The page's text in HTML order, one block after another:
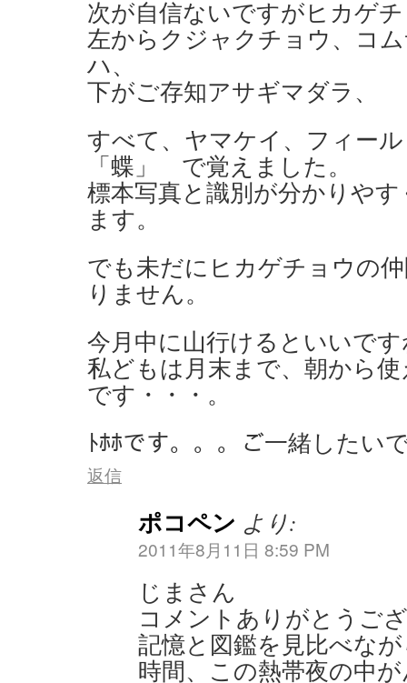
次が自信ないですがヒカゲ
左からクジャクチョウ、コ
ハ、
下がご存知アサギマダラ、
すべて、ヤマケイ、フィー
「蝶」 で覚えました。
標本写真と識別が分かりや
ます。
でも未だにヒカゲチョウの
りません。
今月中に山行けるといいで
私どもは月末まで、朝から
です・・・。
ﾄﾎﾎです。。。ご一緒したい
返信
ポコペン より:
2011年8月11日 8:59 PM
じまさん
コメントありがとうご
記憶と図鑑を見比べな
時間、この熱帯夜の中